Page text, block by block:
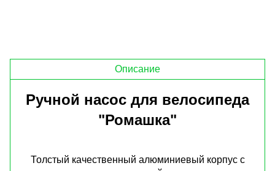
Описание
Ручной насос для велосипеда
"Ромашка"
Толстый качественный алюминиевый корпус с